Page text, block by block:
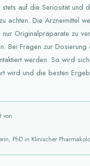
auf die Seriosität und
achten. Die Arzneimittel
Originalpräparate zu
Bei Fragen zur
werden. So wird
wird und die besten
von
PhD in Klinischer